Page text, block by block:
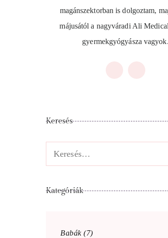
magánszektorban is dolgoztam,
májusától a nagyváradi Ali
gyermekgyógyásza vagyok.
Keresés
Keresés:
Kategóriák
Babák(7)